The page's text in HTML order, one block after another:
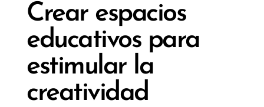
Crear espacios
educativos para
estimular la
creatividad